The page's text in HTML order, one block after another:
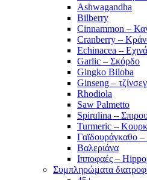
Ashwagandha
Bilberry
Cinnammon –
Cranberry –
Echinacea –
Garlic – Σκόρδο
Gingko Biloba
Ginseng –
Rhodiola
Saw Palmetto
Spirulina –
Turmeric –
Γαϊδουράγκαθο
Βαλεριάνα
Ιπποφαές –
Συμπληρώματα